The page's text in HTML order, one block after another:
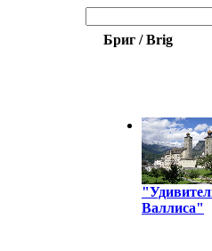
Бриг / Brig
Валлиса"